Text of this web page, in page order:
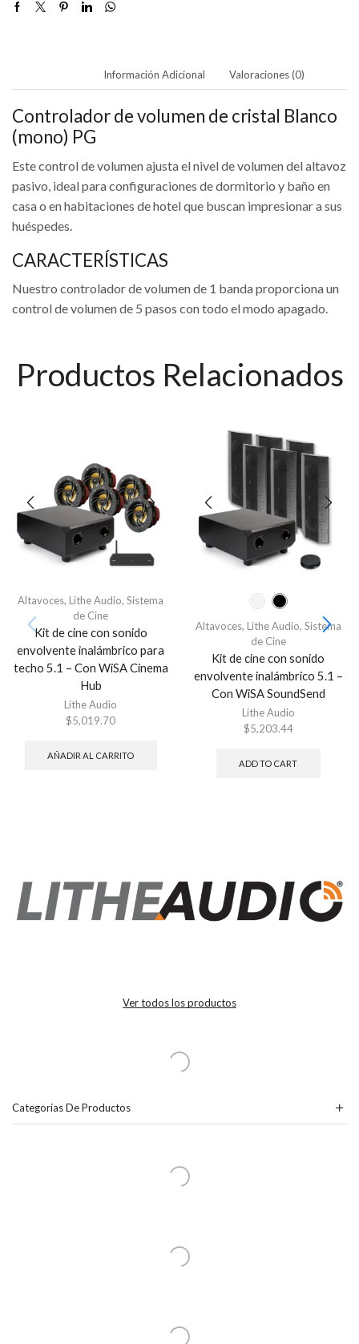
Información Adicional Valoraciones (0)
Controlador de volumen de cristal Blanco
(mono) PG
Este control de volumen ajusta el nivel de volumen del altavoz
pasivo, ideal para configuraciones de dormitorio y baño en
casa o en habitaciones de hotel que buscan impresionar a sus
huéspedes.
CARACTERÍSTICAS
Nuestro controlador de volumen de 1 banda proporciona un
control de volumen de 5 pasos con todo el modo apagado.
Productos Relacionados
Altavoces, Lithe Audio,Sistema
de Cine
Kit de cine con sonido
envolvente inalámbrico para
techo 5.1 – Con WiSA Cinema
Hub
Lithe Audio
$5,019.70
AÑADIR AL CARRITO
Altavoces, Lithe Audio, Sistema
de Cine
Kit de cine con sonido
envolvente inalámbrico 5.1 –
Con WiSA SoundSend
Lithe Audio
$5,203.44
ADD TO CART
Ver todos los productos
Categorías De Productos